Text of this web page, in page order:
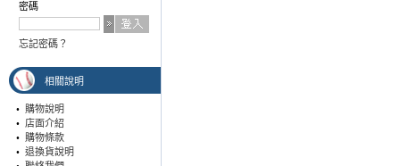
密碼
忘記密碼？
相關說明
• 購物說明
• 店面介紹
• 購物條款
• 退換貨說明